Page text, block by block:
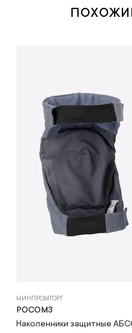
МИНПРОМТОРГ
РОСОМЗ
Наколенники защитные